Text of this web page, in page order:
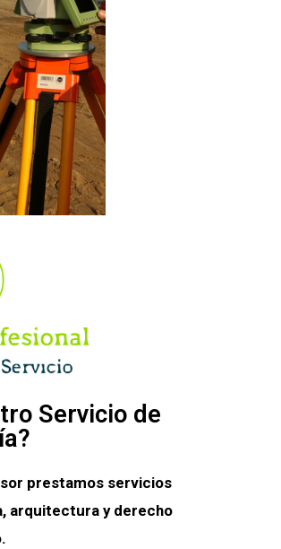
Servicio de
prestamos servicios
arquitectura y derecho